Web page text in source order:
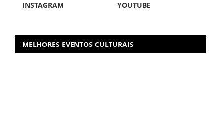
INSTAGRAM
YOUTUBE
MELHORES EVENTOS CULTURAIS